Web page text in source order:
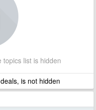
topics list is hidden
is not hidden